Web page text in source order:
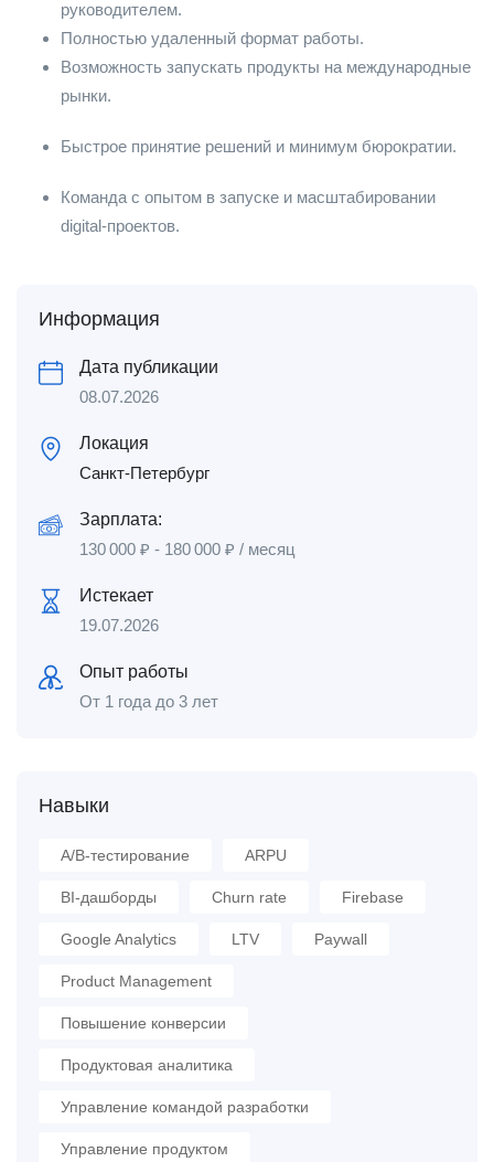
руководителем.
Полностью удаленный формат работы.
Возможность запускать продукты на международные
рынки.
Быстрое принятие решений и минимум бюрократии.
Команда с опытом в запуске и масштабировании
digital-проектов.
Информация
Дата публикации
08.07.2026
Локация
Санкт-Петербург
Зарплата:
130 000 ₽ - 180 000 ₽ / месяц
Истекает
19.07.2026
Опыт работы
От 1 года до 3 лет
Навыки
A/B-тестирование ARPU
BI-дашборды Churn rate Firebase
Google Analytics LTV Paywall
Product Management
Повышение конверсии
Продуктовая аналитика
Управление командой разработки
Управление продуктом